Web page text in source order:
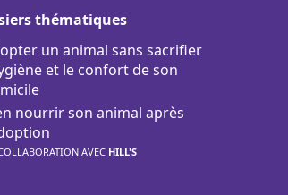
thématiques
un animal sans sacrifier
et le confort de son
nourrir son animal après
AVEC HILL'S